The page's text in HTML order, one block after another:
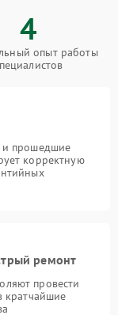
4
опыт работы
и прошедшие
корректную
ремонт
провести
кратчайшие